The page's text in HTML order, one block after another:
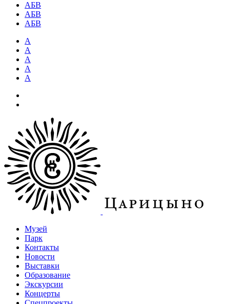
АБВ
АБВ
АБВ
А
А
А
А
А
Музей
Парк
Контакты
Новости
Выставки
Образование
Экскурсии
Концерты